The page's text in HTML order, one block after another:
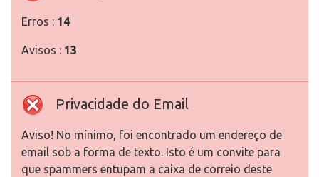
Erros : 14
Avisos : 13
Privacidade do Email
Aviso! No mínimo, foi encontrado um endereço de
email sob a forma de texto. Isto é um convite para
que spammers entupam a caixa de correio deste